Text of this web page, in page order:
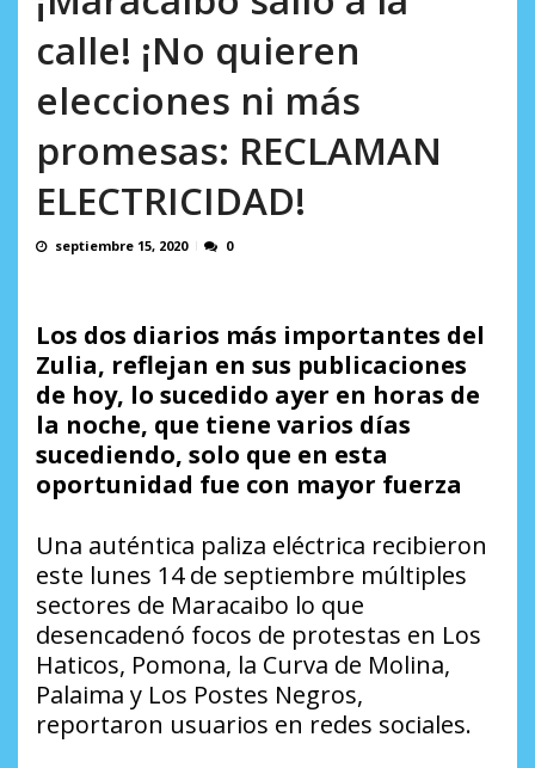
calle! ¡No quieren
elecciones ni más
promesas: RECLAMAN
ELECTRICIDAD!
septiembre 15, 2020 0
Los dos diarios más importantes del
Zulia, reflejan en sus publicaciones
de hoy, lo sucedido ayer en horas de
la noche, que tiene varios días
sucediendo, solo que en esta
oportunidad fue con mayor fuerza
Una auténtica paliza eléctrica recibieron
este lunes 14 de septiembre múltiples
sectores de Maracaibo lo que
desencadenó focos de protestas en Los
Haticos, Pomona, la Curva de Molina,
Palaima y Los Postes Negros,
reportaron usuarios en redes sociales.